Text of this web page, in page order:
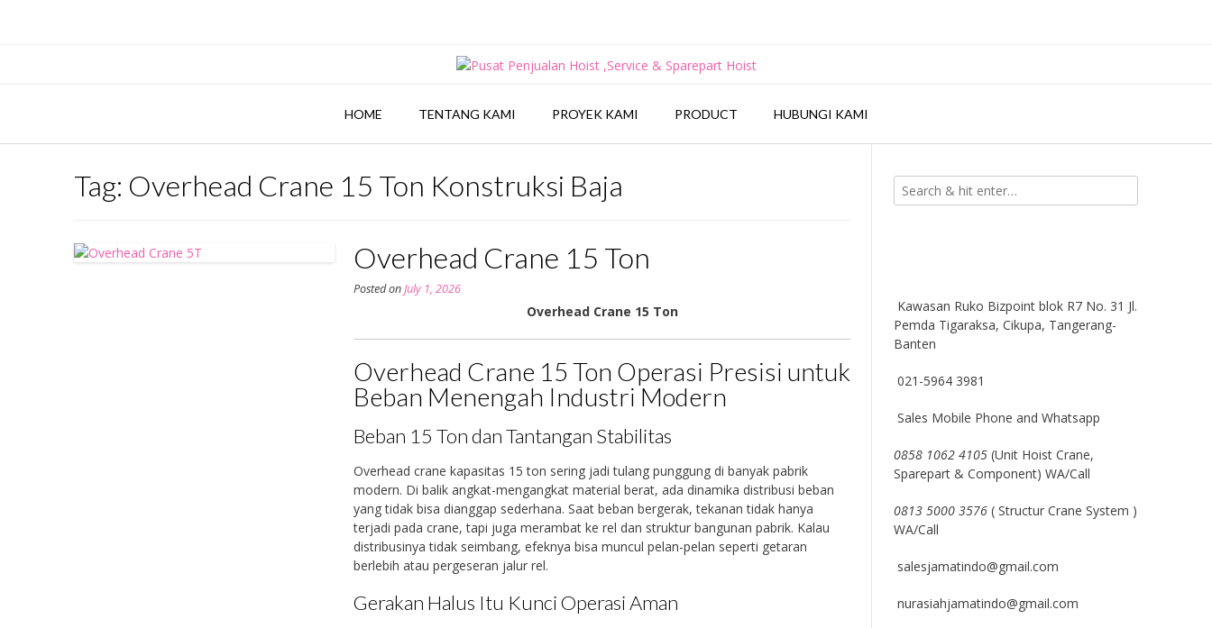
HOME TENTANG KAMI PROYEK KAMI PRODUCT HUBUNGI KAMI
Tag: Overhead Crane 15 Ton Konstruksi Baja
Overhead Crane 15 Ton
Posted onJuly 1, 2026
Overhead Crane 15 Ton
Overhead Crane 15 Ton Operasi Presisi untuk
Beban Menengah Industri Modern
Beban 15 Ton dan Tantangan Stabilitas
Overhead crane kapasitas 15 ton sering jadi tulang punggung di banyak pabrik
modern. Di balik angkat-mengangkat material berat, ada dinamika distribusi beban
yang tidak bisa dianggap sederhana. Saat beban bergerak, tekanan tidak hanya
terjadi pada crane, tapi juga merambat ke rel dan struktur bangunan pabrik. Kalau
distribusinya tidak seimbang, efeknya bisa muncul pelan-pelan seperti getaran
berlebih atau pergeseran jalur rel.
Gerakan Halus Itu Kunci Operasi Aman
Kawasan Ruko Bizpoint blok R7 No. 31 Jl.
Pemda Tigaraksa, Cikupa, Tangerang-
Banten
021-5964 3981
Sales Mobile Phone and Whatsapp
0858 1062 4105(Unit Hoist Crane,
Sparepart & Component) WA/Call
0813 5000 3576( Structur Crane System )
WA/Call
salesjamatindo@gmail.com
nurasiahjamatindo@gmail.com